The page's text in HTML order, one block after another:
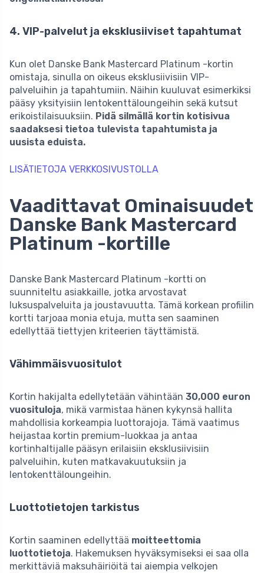
4. VIP-palvelut ja eksklusiiviset tapahtumat
Kun olet Danske Bank Mastercard Platinum -kortin
omistaja, sinulla on oikeus eksklusiivisiin VIP-
palveluihin ja tapahtumiin. Näihin kuuluvat esimerkiksi
pääsy yksityisiin lentokenttäloungeihin sekä kutsut
erikoistilaisuuksiin. Pidä silmällä kortin kotisivua
saadaksesi tietoa tulevista tapahtumista ja
uusista eduista.
LISÄTIETOJA VERKKOSIVUSTOLLA
Vaadittavat Ominaisuudet
Danske Bank Mastercard
Platinum -kortille
Danske Bank Mastercard Platinum -kortti on
suunniteltu asiakkaille, jotka arvostavat
luksuspalveluita ja joustavuutta. Tämä korkean profiilin
kortti tarjoaa monia etuja, mutta sen saaminen
edellyttää tiettyjen kriteerien täyttämistä.
Vähimmäisvuositulot
Kortin hakijalta edellytetään vähintään 30,000 euron
vuosituloja, mikä varmistaa hänen kykynsä hallita
mahdollisia korkeampia luottorajoja. Tämä vaatimus
heijastaa kortin premium-luokkaa ja antaa
kortinhaltijalle pääsyn erilaisiin eksklusiivisiin
palveluihin, kuten matkavakuutuksiin ja
lentokenttäloungeihin.
Luottotietojen tarkistus
Kortin saaminen edellyttää moitteettomia
luottotietoja. Hakemuksen hyväksymiseksi ei saa olla
merkittäviä maksuhäiriöitä tai aiempia velkojen